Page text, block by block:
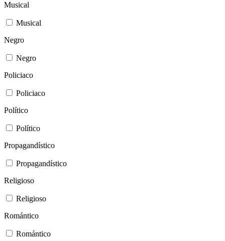
Musical
Musical
Negro
Negro
Policiaco
Policiaco
Político
Político
Propagandístico
Propagandístico
Religioso
Religioso
Romántico
Romántico